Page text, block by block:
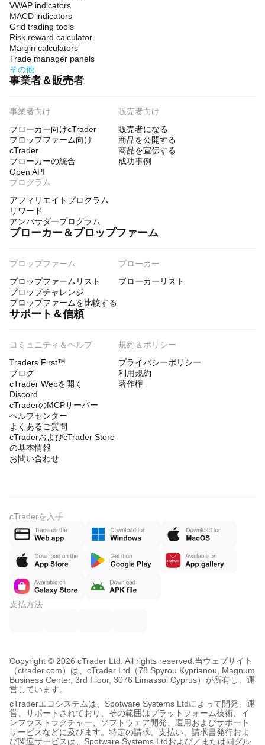
VWAP indicators
MACD indicators
Grid trading tools
Risk reward calculator
Margin calculators
Trade manager panels
その他
事業者＆販売者
事業者向け
ブローカー向けcTrader
プロップファーム向け
cTrader
ブローカーの統合
Open API
販売者向け
販売者になる
商品を公開する
商品を宣伝する
成功事例
プログラム
アフィリエイトプログラム
リワード
アンバサダープログラム
ブローカー＆プロップファーム
プロップファーム
プロップファームリスト
プロップチャレンジ
プロップファームを比較する
ブローカー
ブローカーリスト
サポート＆信頼
コミュニティ＆ヘルプ
Traders First™
ブログ
cTrader Webを開く
Discord
cTraderのMCPサーバー
ヘルプセンター
よくあるご質問
cTraderおよびcTrader Store
の基本情報
お問い合わせ
規約＆ポリシー
プライバシーポリシー
利用規約
著作権
cTraderを入手
支払方法
Copyright © 2026 cTrader Ltd. All rights reserved. 当ウェブサイト
（ctrader.com）は、cTrader Ltd（78 Spyrou Kyprianou, Magnum
Business Center, 3rd Floor, 3076 Limassol Cyprus）が所有し、運
営しています。
cTraderエコシステムは、Spotware Systems Ltdによって開発、運
営、サポートされており、その範囲はプラットフォーム技術、イ
ンフラストラクチャー、ソフトウェア開発、運用およびサポート
サービスなどに及びます。特定の請求、支払い、請求書発行およ
び関連サービスは、Spotware Systems Ltdおよび／または同グル